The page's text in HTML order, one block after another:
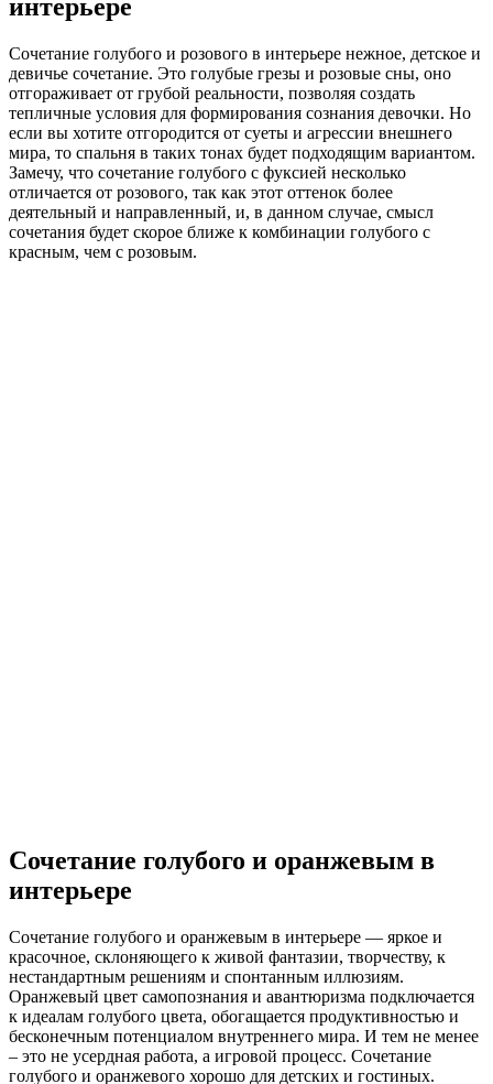
интерьере
Сочетание голубого и розового в интерьере нежное, детское и
девичье сочетание. Это голубые грезы и розовые сны, оно
отгораживает от грубой реальности, позволяя создать
тепличные условия для формирования сознания девочки. Но
если вы хотите отгородится от суеты и агрессии внешнего
мира, то спальня в таких тонах будет подходящим вариантом.
Замечу, что сочетание голубого с фуксией несколько
отличается от розового, так как этот оттенок более
деятельный и направленный, и, в данном случае, смысл
сочетания будет скорое ближе к комбинации голубого с
красным, чем с розовым.
Сочетание голубого и оранжевым в
интерьере
Сочетание голубого и оранжевым в интерьере — яркое и
красочное, склоняющего к живой фантазии, творчеству, к
нестандартным решениям и спонтанным иллюзиям.
Оранжевый цвет самопознания и авантюризма подключается
к идеалам голубого цвета, обогащается продуктивностью и
бесконечным потенциалом внутреннего мира. И тем не менее
– это не усердная работа, а игровой процесс. Сочетание
голубого и оранжевого хорошо для детских и гостиных.